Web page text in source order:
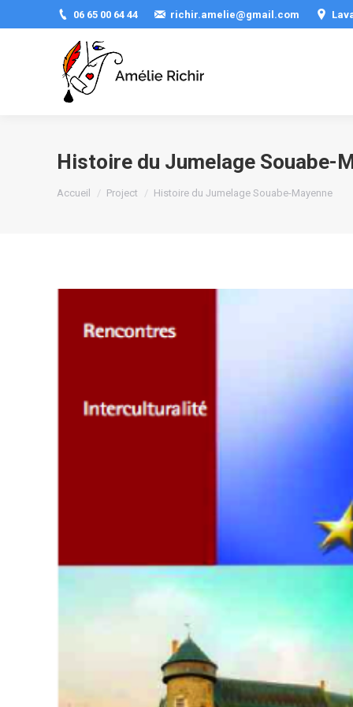
06 65 00 64 44 richir.amelie@gmail.com
Histoire du Jumelage Souabe-
Vous êtes ici :
Accueil Project Histoire du Jumelage Souabe-Mayenne